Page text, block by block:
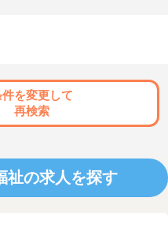
件を変更して
再検索
祉の求人を探す